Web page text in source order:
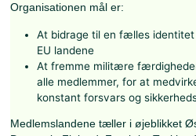
reserven, og blev grundlagt i
Toulon.
Organisationen mål er:
At bidrage til en fælles
At fremme militære